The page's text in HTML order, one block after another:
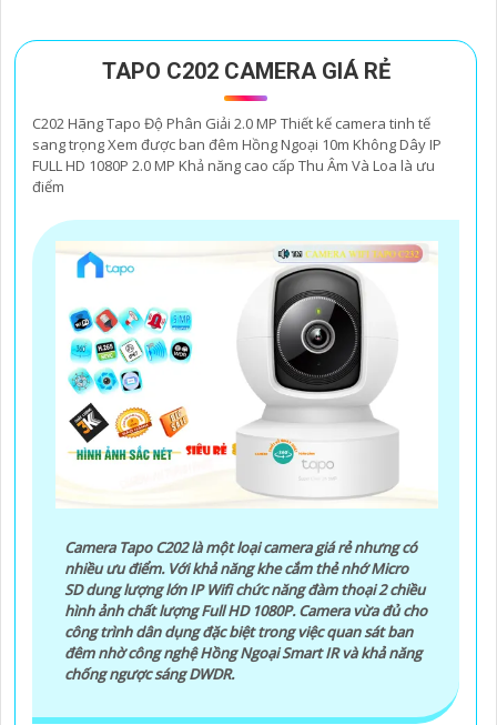
TAPO C202 CAMERA GIÁ RẺ
C202 Hãng Tapo Độ Phân Giải 2.0 MP Thiết kế camera tinh tế
sang trọng Xem được ban đêm Hồng Ngoại 10m Không Dây IP
FULL HD 1080P 2.0 MP Khả năng cao cấp Thu Âm Và Loa là ưu
điểm
Camera Tapo C202 là một loại camera giá rẻ nhưng có
nhiều ưu điểm. Với khả năng khe cắm thẻ nhớ Micro
SD dung lượng lớn IP Wifi chức năng đàm thoại 2 chiều
hình ảnh chất lượng Full HD 1080P. Camera vừa đủ cho
công trình dân dụng đặc biệt trong việc quan sát ban
đêm nhờ công nghệ Hồng Ngoại Smart IR và khả năng
chống ngược sáng DWDR.